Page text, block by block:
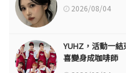
2026/08/04
YUHZ，活動一
喜變身成咖啡師